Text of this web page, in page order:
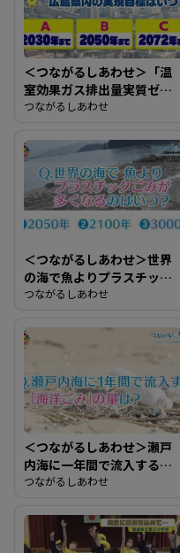
＜つながるしあわせ＞「温
室効果ガス排出量実質ゼロ
＝ネット・ネットカーボ
いつ？
つながるしあわせ
＜つながるしあわせ＞世界
の海で魚よりプラスチック
ごみが多くなるのはいつ？
つながるしあわせ
＜つながるしあわせ＞瀬戸
内海に一年間で流入する
「海洋ごみ」の量は？
つながるしあわせ